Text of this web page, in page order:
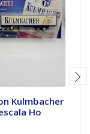
Kulmbacher
Ho